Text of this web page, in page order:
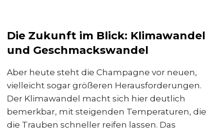
Die Zukunft im Blick: Klimawandel
und Geschmackswandel
Aber heute steht die Champagne vor neuen,
vielleicht sogar größeren Herausforderungen.
Der Klimawandel macht sich hier deutlich
bemerkbar, mit steigenden Temperaturen, die
die Trauben schneller reifen lassen. Das